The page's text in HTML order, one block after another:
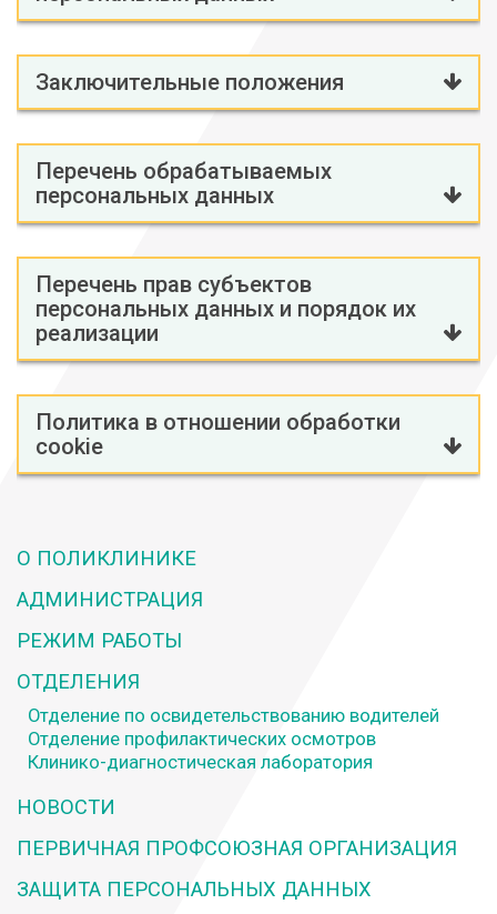
Заключительные положения
Перечень обрабатываемых
персональных данных
Перечень прав субъектов
персональных данных и порядок их
реализации
Политика в отношении обработки
cookie
О ПОЛИКЛИНИКЕ
АДМИНИСТРАЦИЯ
РЕЖИМ РАБОТЫ
ОТДЕЛЕНИЯ
Отделение по освидетельствованию водителей
Отделение профилактических осмотров
Клинико-диагностическая лаборатория
НОВОСТИ
ПЕРВИЧНАЯ ПРОФСОЮЗНАЯ ОРГАНИЗАЦИЯ
ЗАЩИТА ПЕРСОНАЛЬНЫХ ДАННЫХ